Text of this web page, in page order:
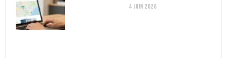
4 juin 2026